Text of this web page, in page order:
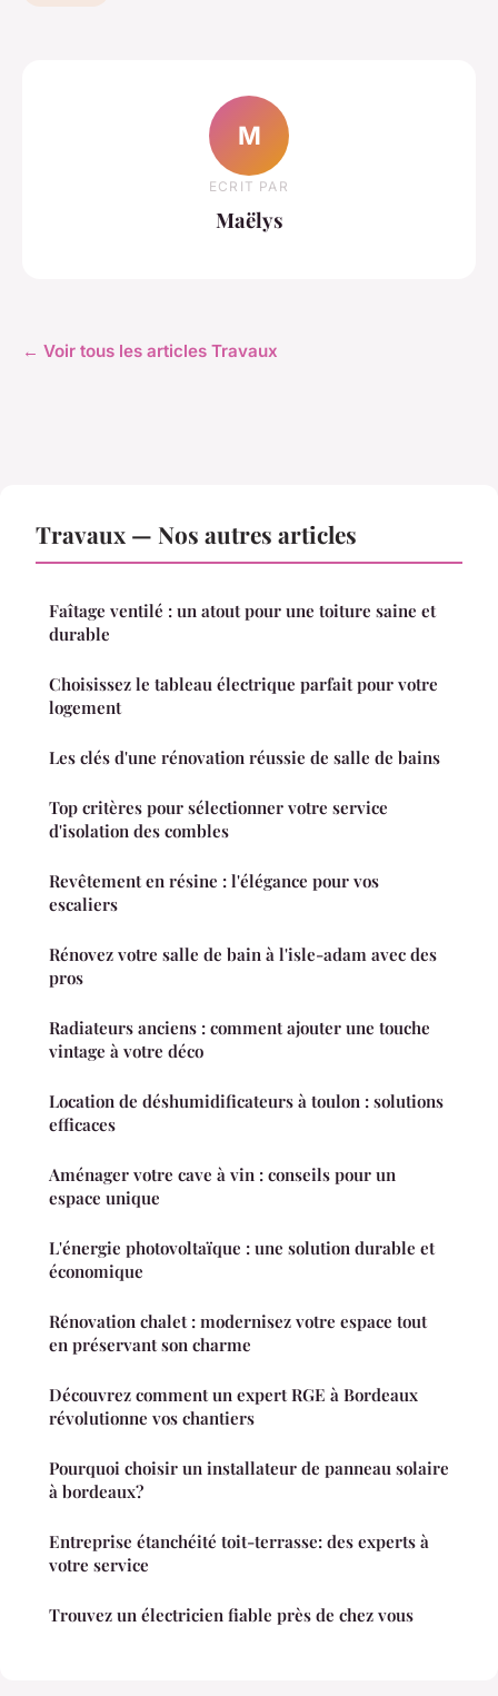
M
ECRIT PAR
Maëlys
← Voir tous les articles Travaux
Travaux — Nos autres articles
Faîtage ventilé : un atout pour une toiture saine et
durable
Choisissez le tableau électrique parfait pour votre
logement
Les clés d'une rénovation réussie de salle de bains
Top critères pour sélectionner votre service
d'isolation des combles
Revêtement en résine : l'élégance pour vos
escaliers
Rénovez votre salle de bain à l'isle-adam avec des
pros
Radiateurs anciens : comment ajouter une touche
vintage à votre déco
Location de déshumidificateurs à toulon : solutions
efficaces
Aménager votre cave à vin : conseils pour un
espace unique
L'énergie photovoltaïque : une solution durable et
économique
Rénovation chalet : modernisez votre espace tout
en préservant son charme
Découvrez comment un expert RGE à Bordeaux
révolutionne vos chantiers
Pourquoi choisir un installateur de panneau solaire
à bordeaux?
Entreprise étanchéité toit-terrasse: des experts à
votre service
Trouvez un électricien fiable près de chez vous